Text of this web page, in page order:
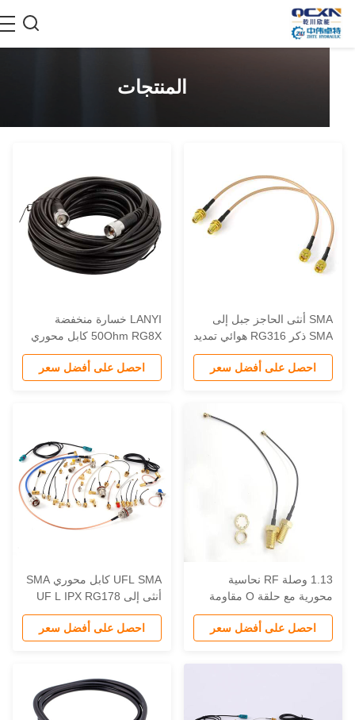
المنتجات
SMA أنثى الحاجز جبل إلى
SMA ذكر RG316 هوائي تمديد
ضفيرة كابل قافز هوائي
احصل على أفضل سعر
LANYI خسارة منخفضة
50Ohm RG8X كابل محوري
صلب UHF PL259 ذكر ذكر
DC ~ 6GHz موصل نحاس
احصل على أفضل سعر
1.13 وصلة RF نحاسية
محورية مع حلقة O مقاومة
للماء Rp Sma أنثى إلى Ipx
احصل على أفضل سعر
UFL SMA كابل محوري SMA
أنثى إلى UF L IPX RG178
1.13 ضفيرة كابل قافز هوائي
احصل على أفضل سعر